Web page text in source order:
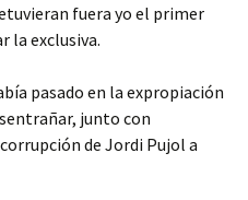
fuera yo el primer
la exclusiva.
pasado en la expropiación
junto con
de Jordi Pujol a